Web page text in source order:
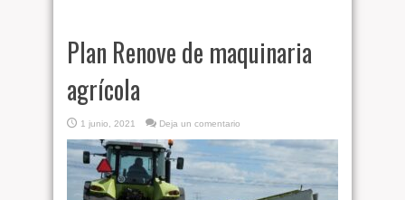
Plan Renove de maquinaria
agrícola
1 junio, 2021 Deja un comentario